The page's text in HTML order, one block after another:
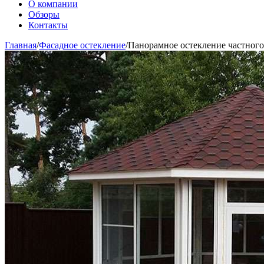
О компании
Обзоры
Контакты
Главная/Фасадное остекление/Панорамное остекление